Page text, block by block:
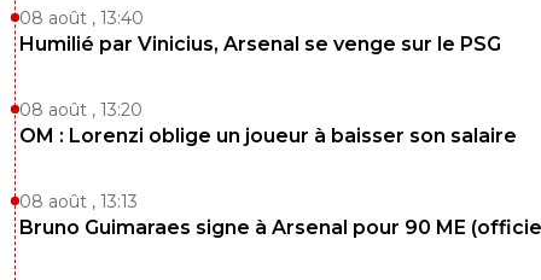
08 août , 13:40
Humilié par Vinicius, Arsenal se venge sur le PSG
08 août , 13:20
OM : Lorenzi oblige un joueur à baisser son salaire
08 août , 13:13
Bruno Guimaraes signe à Arsenal pour 90 ME